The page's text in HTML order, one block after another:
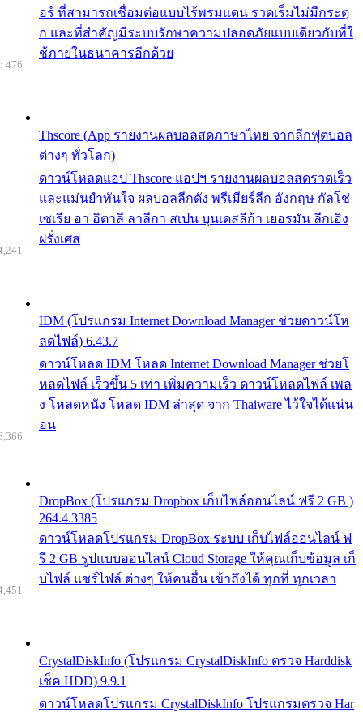
อร์ ที่สามารถเชื่อมต่อแบบไร้พรมแดน รวดเร็มไม่มีกระตุ
ก และที่สำคัญมีระบบรักษาความปลอดภัยแบบเดียวกับที่ใ
ช้ภายในธนาคารอีกด้วย
Thscore (App รายงานผลบอลสดภาษาไทย จากลีกฟุตบอล
ต่างๆ ทั่วโลก)
ดาวน์โหลดแอป Thscore แอปฯ รายงานผลบอลสดรวดเร็ว
และแม่นยำทันใจ ผลบอลลีกดัง พรีเมียร์ลีก อังกฤษ กัลโช่
เซเรีย อา อิตาลี ลาลีกา สเปน บุนเดสลีก้า เยอรมัน ลีกเอิง
ฝรั่งเศส
476
IDM (โปรแกรม Internet Download Manager ช่วยดาวน์โห
ลดไฟล์) 6.43.7
ดาวน์โหลด IDM โหลด Internet Download Manager ช่วยโ
หลดไฟล์ เร็วขึ้น 5 เท่า เพิ่มความเร็ว ดาวน์โหลดไฟล์ เพล
ง โหลดหนัง โหลด IDM ล่าสุด จาก Thaiware ไว้ใจได้แน่น
อน
DropBox (โปรแกรม Dropbox เก็บไฟล์ออนไลน์ ฟรี 2 GB )
264.4.3385
ดาวน์โหลดโปรแกรม DropBox ระบบ เก็บไฟล์ออนไลน์ ฟ
รี 2 GB รูปแบบออนไลน์ Cloud Storage ให้คุณเก็บข้อมูล เก็
บไฟล์ แชร์ไฟล์ ต่างๆ ให้คนอื่น เข้าถึงได้ ทุกที่ ทุกเวลา
CrystalDiskInfo (โปรแกรม CrystalDiskInfo ตรวจ Harddisk
เช็ค HDD) 9.9.1
ดาวน์โหลดโปรแกรม CrystalDiskInfo โปรแกรมตรวจ Har